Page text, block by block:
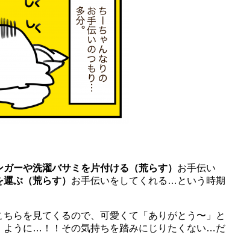
ガーや洗濯バサミを片付ける（荒らす） お手伝い
ぶ（荒らす） お手伝いをしてくれる…という時期
らを見てくるので、可愛くて「ありがとう〜」と
うに…！！その気持ちを踏みにじりたくない…だ